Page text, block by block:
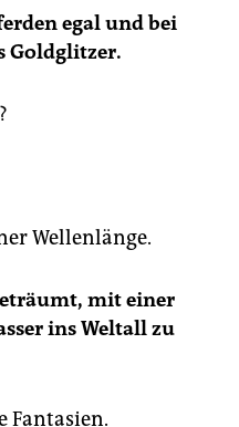
egal und bei
Goldglitzer.
Wellenlänge.
mit einer
ins Weltall zu
Fantasien.